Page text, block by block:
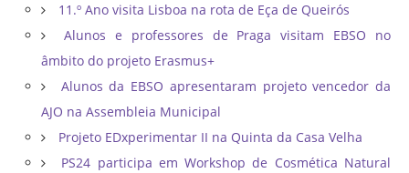
11.º Ano visita Lisboa na rota de Eça de Queirós
Alunos e professores de Praga visitam EBSO no
âmbito do projeto Erasmus+
Alunos da EBSO apresentaram projeto vencedor da
AJO na Assembleia Municipal
Projeto EDxperimentar II na Quinta da Casa Velha
PS24 participa em Workshop de Cosmética Natural